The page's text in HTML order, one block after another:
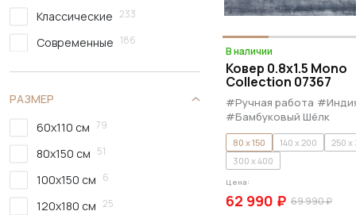
Классические 233
Современные 186
РАЗМЕР
60х110 см 79
80х150 см 51
100х150 см 6
120х180 см 25
В наличии
Ковер 0.8x1.5 Mono
Collection 07367
#Ручная работа
#Бамбуковый Шёлк
80 x 150 140 x 200
250 x
300 x 400
Цена:
69 990 ₽
62 990 ₽